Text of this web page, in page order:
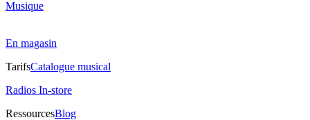
Musique
En magasin
TarifsCatalogue musical
Radios In-store
RessourcesBlog